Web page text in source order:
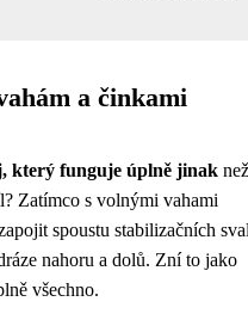
a činkami
který funguje úplně jinak než
Zatímco s volnými vahami
spoustu stabilizačních
nahoru a dolů. Zní to jako
všechno.